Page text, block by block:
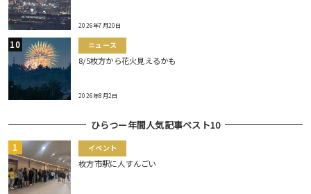
2026年7月20日
ニュース
8/5枚方から花火見えるかも
2026年8月2日
ひらつー年間人気記事ベスト10
イベント
枚方市駅に人すんごい